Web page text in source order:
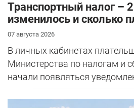
Транспортный налог –
изменилось и сколько
07 августа 2026
В личных кабинетах
Министерства по налогам и
начали появляться